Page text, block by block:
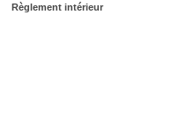
Règlement intérieur